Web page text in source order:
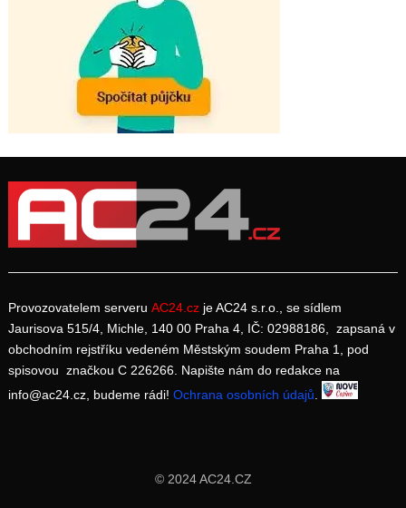
Provozovatelem serveru AC24.cz je AC24 s.r.o., se sídlem
Jaurisova 515/4, Michle, 140 00 Praha 4, IČ: 02988186, zapsaná v
obchodním rejstříku vedeném Městským soudem Praha 1, pod
spisovou značkou C 226266. Napište nám do redakce na
info@ac24.cz, budeme rádi! Ochrana osobních údajů
© 2024 AC24.CZ